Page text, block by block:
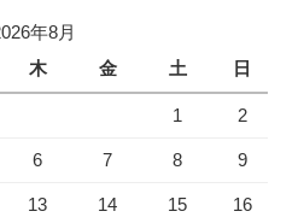
年8月
木 金 土 日
1 2
6 7 8 9
13 14 15 16